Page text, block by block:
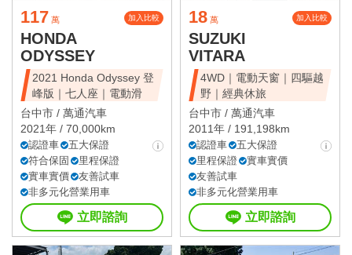
117 萬 加入比較
HONDA
ODYSSEY
2021 Honda Odyssey 登
峰版｜七人座｜電動滑
台中市 / 萬通汽車
2021年 / 70,000km
認證車
五大保證
符合保固
里程保證
實車實價
友善試車
非多元化營業用車
立即諮詢
18 萬 加入比較
SUZUKI
VITARA
4WD｜電動天窗｜四驅越
野｜經典休旅
台中市 / 萬通汽車
2011年 / 191,198km
認證車
五大保證
里程保證
實車實價
友善試車
非多元化營業用車
立即諮詢